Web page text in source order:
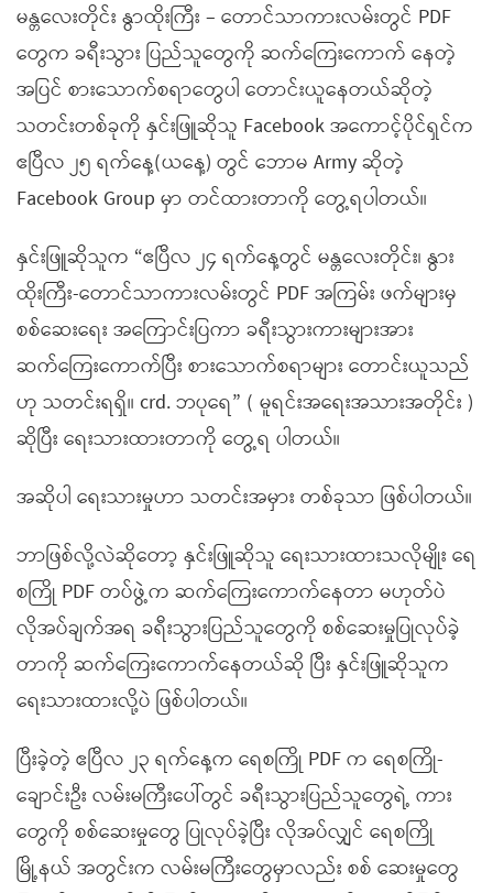
မန္တလေးတိုင်း နွာထိုးကြီး – တောင်သာကားလမ်းတွင် PDF
တွေက ခရီးသွား ပြည်သူတွေကို ဆက်ကြေးကောက် နေတဲ့
အပြင် စားသောက်စရာတွေပါ တောင်းယူနေတယ်ဆိုတဲ့
သတင်းတစ်ခုကို နှင်းဖြူဆိုသူ Facebook အကောင့်ပိုင်ရှင်က
ဧပြီလ ၂၅ ရက်နေ့(ယနေ့) တွင် ဘောမ Army ဆိုတဲ့
Facebook Group မှာ တင်ထားတာကို တွေ့ရပါတယ်။
နှင်းဖြူဆိုသူက “ဧပြီလ ၂၄ ရက်နေ့တွင် မန္တလေးတိုင်း၊ နွား
ထိုးကြီး-တောင်သာကားလမ်းတွင် PDF အကြမ်း ဖက်များမှ
စစ်ဆေးရေး အကြောင်းပြကာ ခရီးသွားကားများအား
ဆက်ကြေးကောက်ပြီး စားသောက်စရာများ တောင်းယူသည်
ဟု သတင်းရရှိ။ crd. ဘပုရေ” ( မူရင်းအရေးအသားအတိုင်း )
ဆိုပြီး ရေးသားထားတာကို တွေ့ရ ပါတယ်။
အဆိုပါ ရေးသားမှုဟာ သတင်းအမှား တစ်ခုသာ ဖြစ်ပါတယ်။
ဘာဖြစ်လို့လဲဆိုတော့ နှင်းဖြူဆိုသူ ရေးသားထားသလိုမျိုး ရေ
စကြို PDF တပ်ဖွဲ့က ဆက်ကြေးကောက်နေတာ မဟုတ်ပဲ
လိုအပ်ချက်အရ ခရီးသွားပြည်သူတွေကို စစ်ဆေးမှုပြုလုပ်ခဲ့
တာကို ဆက်ကြေးကောက်နေတယ်ဆို ပြီး နှင်းဖြူဆိုသူက
ရေးသားထားလို့ပဲ ဖြစ်ပါတယ်။
ပြီးခဲ့တဲ့ ဧပြီလ ၂၃ ရက်နေ့က ရေစကြို PDF က ရေစကြို-
ချောင်းဦး လမ်းမကြီးပေါ်တွင် ခရီးသွားပြည်သူတွေရဲ့ ကား
တွေကို စစ်ဆေးမှုတွေ ပြုလုပ်ခဲ့ပြီး လိုအပ်လျှင် ရေစကြို
မြို့နယ် အတွင်းက လမ်းမကြီးတွေမှာလည်း စစ် ဆေးမှုတွေ